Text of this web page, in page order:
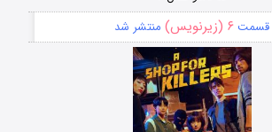
قسمت ۶ (زیرنویس) منتشر شد